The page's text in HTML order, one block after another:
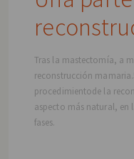
Tras la mastectomía, a
reconstrucción mamaria.
procedimientode la
aspecto más natural,
fases.